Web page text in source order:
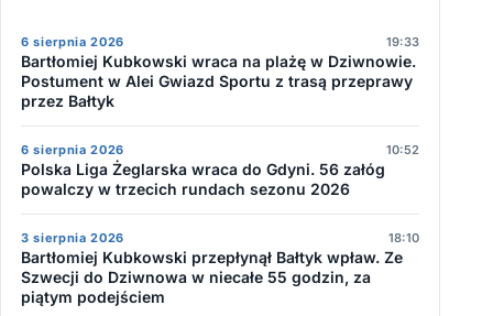
6 sierpnia 2026 19:33
Bartłomiej Kubkowski wraca na plażę w Dziwnowie.
Postument w Alei Gwiazd Sportu z trasą przeprawy
przez Bałtyk
6 sierpnia 2026 10:52
Polska Liga Żeglarska wraca do Gdyni. 56 załóg
powalczy w trzecich rundach sezonu 2026
3 sierpnia 2026 18:10
Bartłomiej Kubkowski przepłynął Bałtyk wpław. Ze
Szwecji do Dziwnowa w niecałe 55 godzin, za
piątym podejściem